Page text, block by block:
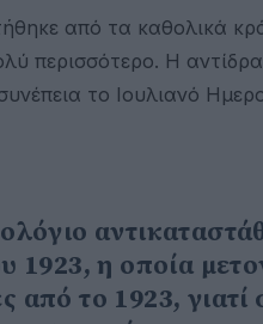
από τα καθολικά
περισσότερο. Η
το Ιουλιανό
1923, η οποία
το 1923, γιατί